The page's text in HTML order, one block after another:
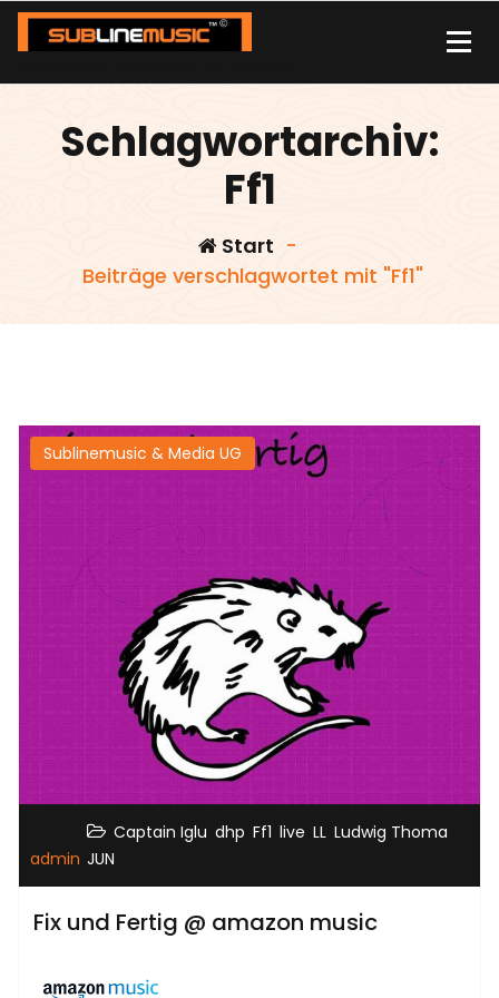
Zum
Inhalt
Schlagwortarchiv:
Ff1
Start -
Beiträge verschlagwortet mit "Ff1"
Sublinemusic & Media UG
admin
Captain Iglu ,dhp ,Ff1 ,live ,LL ,Ludwig Thoma
JUN
Fix und Fertig @ amazon music